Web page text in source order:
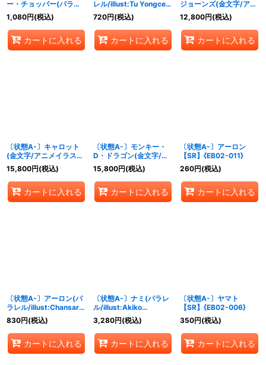
ー・チョッパー(パラレ
ル/illust:Ririka Fukaya)
【R/P】{EB02-003}
1,080円(税込)
カートに入れる
レル/illust:Tu Yongce)
【R/P】{EB02-048}
720円(税込)
カートに入れる
ジョーンズ(金文字/アニ
メイラスト)【L】
{OP06-020}
12,800円(税込)
カートに入れる
〔状態A-〕キャロット
(金文字/アニメイラス
ト)【L】{OP08-021}
15,800円(税込)
カートに入れる
〔状態A-〕モンキー・
D・ドラゴン(金文字/ア
ニメイラスト)【L】
{OP07-001}
15,800円(税込)
カートに入れる
〔状態A-〕アーロン
【SR】{EB02-011}
260円(税込)
カートに入れる
〔状態A-〕アーロン(パ
ラレル/illust:Chansard
Vincent)【SR/P】
{EB02-011}
830円(税込)
カートに入れる
〔状態A-〕ナミ(パラレ
ル/illust:Akiko
Sugizono)【R/P】
{EB02-017}
3,280円(税込)
カートに入れる
〔状態A-〕ヤマト
【SR】{EB02-006}
350円(税込)
カートに入れる